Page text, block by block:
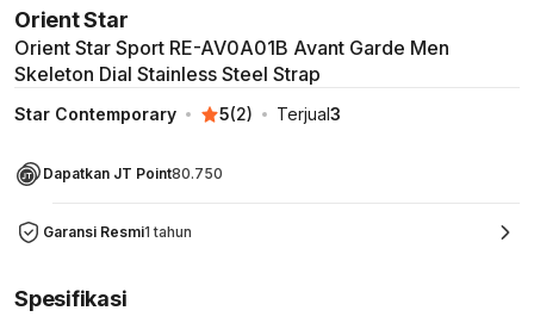
Orient Star
Orient Star Sport RE-AV0A01B Avant Garde Men
Skeleton Dial Stainless Steel Strap
Star Contemporary 5(2) Terjual3
Dapatkan JT Point80.750
Garansi Resmi1 tahun
Spesifikasi